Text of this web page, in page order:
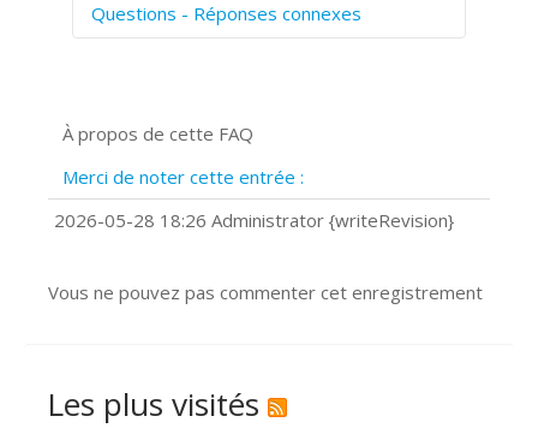
Questions - Réponses connexes
Prise de vue 360°
?
Comment installer Google Chrome ?
À propos de cette FAQ
Merci de noter cette entrée :
2026-05-28 18:26 Administrator {writeRevision}
Vous ne pouvez pas commenter cet enregistrement
Les plus visités